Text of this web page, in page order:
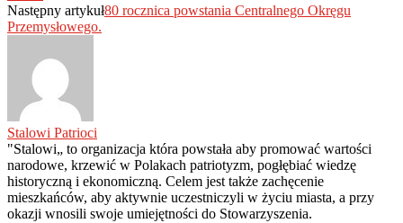
Następny artykuł80 rocznica powstania Centralnego Okręgu
Przemysłowego.
Stalowi Patrioci
"Stalowi„ to organizacja która powstała aby promować wartości
narodowe, krzewić w Polakach patriotyzm, pogłębiać wiedzę
historyczną i ekonomiczną. Celem jest także zachęcenie
mieszkańców, aby aktywnie uczestniczyli w życiu miasta, a przy
okazji wnosili swoje umiejętności do Stowarzyszenia.